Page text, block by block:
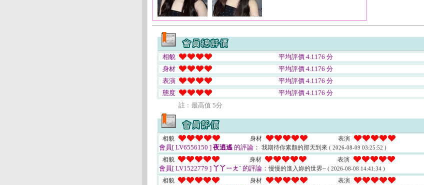
相貌
平均評價 4.1176 分
身材
平均評價 4.1176 分
表演
平均評價 4.1176 分
態度
平均評價 4.1176 分
註﹕最高值 5分
相貌 身材 表演
會員[ LV6556150 ] 夜逍遙 的評論： 我期待你素顏的那天到來 ( 2026-08-09 03:25:52 )
相貌 身材 表演
會員[ LV1522779 ] 丫丫ㄧㄤˊ 的評論：慢慢的進入妳的世界~ ( 2026-08-08 14:41:34 )
相貌 身材 表演